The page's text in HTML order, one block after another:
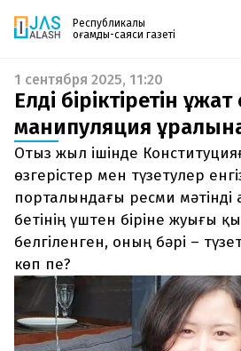
Республикалық
қоғамдық-саяси газеті
Жаңалықтар
Спорт
Live
Руханият
Аймақ
Архив
Заң және тәртіп
Редакциямен байланыс
+7 708 604 51 06
Жарнама бөлімі
+7 701 220 64 52
Пошта
zhasalash100@gmail.com
Газетке жазылу
PDF форматтағы газетті ай сайын
поштаңызға алып отырыңыз.
шыққан сәтте сізге бірден
енгізіңіз, біз қалғанын өзіміз
1 сентября 2025, 11:20
Елді біріктіретін
манипуляция
Отыз жыл ішінде
өзгерістер мен түзетулер
порталындағы ресми
бетінің үштен біріне жуығы
белгіленген, оның бәрі –
көп пе?